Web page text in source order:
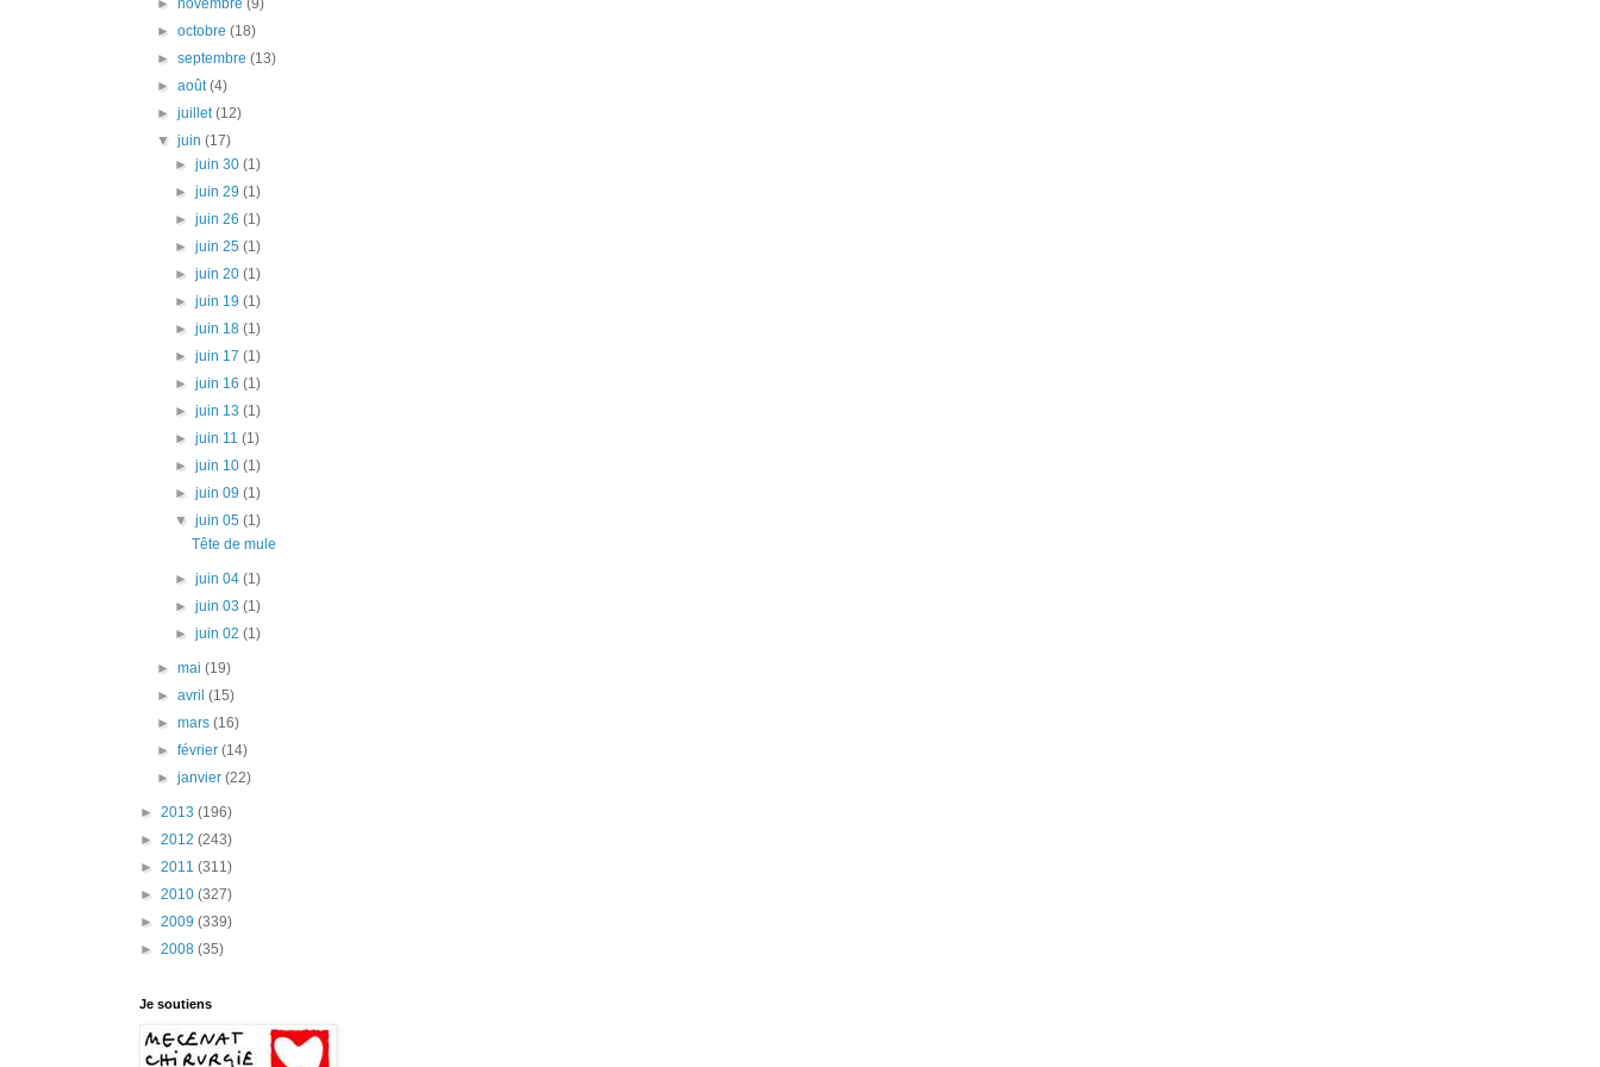
►novembre(9)
►octobre(18)
►septembre(13)
►août(4)
►juillet(12)
▼juin(17)
► juin 30 (1)
► juin 29 (1)
► juin 26 (1)
► juin 25 (1)
► juin 20 (1)
► juin 19 (1)
► juin 18 (1)
► juin 17 (1)
► juin 16 (1)
► juin 13 (1)
► juin 11 (1)
► juin 10 (1)
► juin 09 (1)
▼ juin 05 (1)
Tête de mule
► juin 04 (1)
► juin 03 (1)
► juin 02 (1)
►mai(19)
►avril(15)
►mars(16)
►février(14)
►janvier(22)
► 2013 (196)
► 2012 (243)
► 2011 (311)
► 2010 (327)
► 2009 (339)
► 2008 (35)
Je soutiens